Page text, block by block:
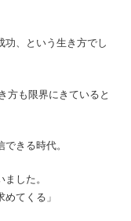
、という生き方でし
方も限界にきていると
きる時代。
した。
てくる」